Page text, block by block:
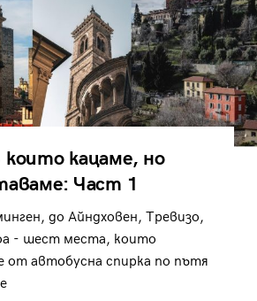
които кацаме, но
Част 1
до Айндховен, Тревизо,
- шест места, които
от автобусна спирка по пътя